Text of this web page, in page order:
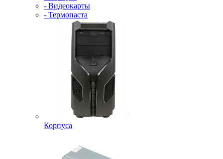
- Видеокарты
- Термопаста
Корпуса